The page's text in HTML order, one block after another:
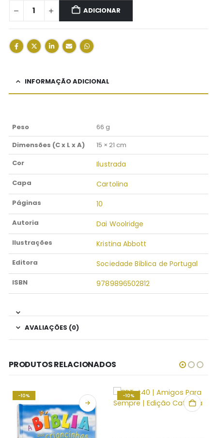
ADICIONAR
INFORMAÇÃO ADICIONAL
Peso
66 g
Dimensões (C x L x A)
15 × 21 cm
Cor
Ilustrada
Capa Cartolina
Páginas 10
Autoria Dai Woolridge
Ilustrações Kristina Abbott
Editora Sociedade Bíblica de Portugal
ISBN 9789896502812
AVALIAÇÕES (0)
PRODUTOS RELACIONADOS
-10% -10%